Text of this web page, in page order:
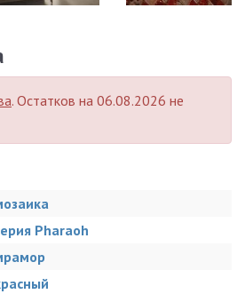
. Остатков на 06.08.2026 не
Pharaoh